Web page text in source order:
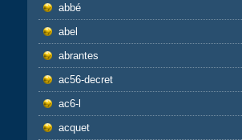
abbé
abel
abrantes
ac56-decret
ac6-l
acquet